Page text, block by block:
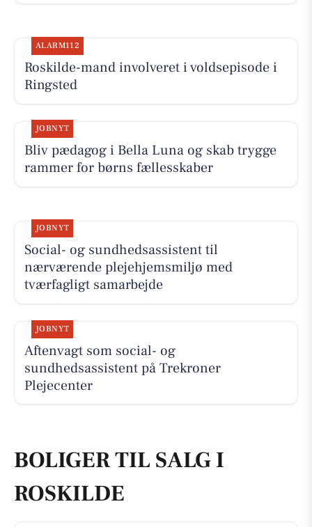
ALARM112
Roskilde-mand involveret i voldsepisode i
Ringsted
JOBNYT
Bliv pædagog i Bella Luna og skab trygge
rammer for børns fællesskaber
JOBNYT
Social- og sundhedsassistent til
nærværende plejehjemsmiljø med
tværfagligt samarbejde
JOBNYT
Aftenvagt som social- og
sundhedsassistent på Trekroner
Plejecenter
BOLIGER TIL SALG I
ROSKILDE